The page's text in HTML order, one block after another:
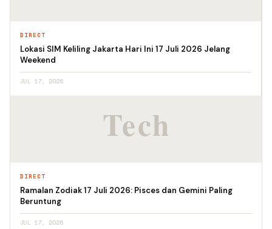
DIRECT
Lokasi SIM Keliling Jakarta Hari Ini 17 Juli 2026 Jelang
Weekend
JUL 17, 2026
DIRECT
Ramalan Zodiak 17 Juli 2026: Pisces dan Gemini Paling
Beruntung
JUL 17, 2026